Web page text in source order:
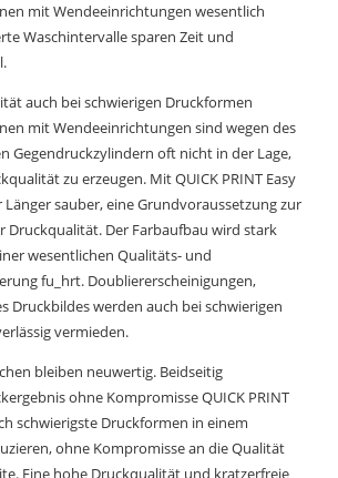
mit Wendeeinrichtungen wesentlich
Waschintervalle sparen Zeit und
auch bei schwierigen Druckformen
mit Wendeeinrichtungen sind wegen des
Gegendruckzylindern oft nicht in der Lage,
zu erzeugen. Mit QUICK PRINT Easy
sauber, eine Grundvoraussetzung zur
Druckqualität. Der Farbaufbau wird stark
wesentlichen Qualitäts- und
fu_hrt. Doubliererscheinigungen,
Druckbildes werden auch bei schwierigen
vermieden.
bleiben neuwertig. Beidseitig
ohne Kompromisse QUICK PRINT
schwierigste Druckformen in einem
ohne Kompromisse an die Qualität